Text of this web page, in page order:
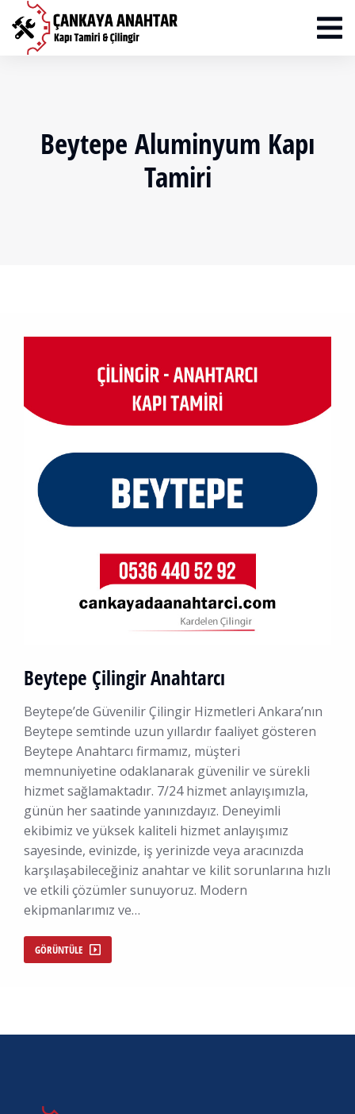
Beytepe Aluminyum Kapı
Tamiri
Beytepe Çilingir Anahtarcı
Beytepe’de Güvenilir Çilingir Hizmetleri Ankara’nın
Beytepe semtinde uzun yıllardır faaliyet gösteren
Beytepe Anahtarcı firmamız, müşteri
memnuniyetine odaklanarak güvenilir ve sürekli
hizmet sağlamaktadır. 7/24 hizmet anlayışımızla,
günün her saatinde yanınızdayız. Deneyimli
ekibimiz ve yüksek kaliteli hizmet anlayışımız
sayesinde, evinizde, iş yerinizde veya aracınızda
karşılaşabileceğiniz anahtar ve kilit sorunlarına hızlı
ve etkili çözümler sunuyoruz. Modern
ekipmanlarımız ve…
GÖRÜNTÜLE